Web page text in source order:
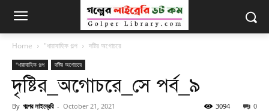
Home "ধারাবাহিক গল্প দষ্টির অগোচরে
"ধারাবাহিক গল্প দষ্টির অগোচরে
দৃষ্টির_অগোচরে_সে পর্ব_৯
By গল্পের লাইব্রেরি - October 21, 2021 0
3094